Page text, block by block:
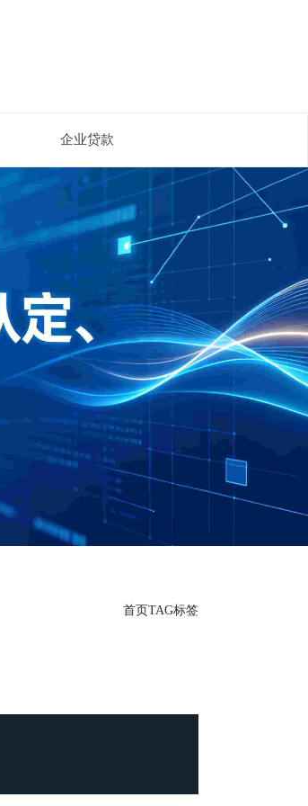
企业贷款
首页TAG标签